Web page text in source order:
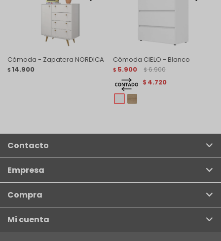
Cómoda - Zapatera NORDICA
$ 14.900
Cómoda CIELO - Blanco
$ 5.900 $ 6.900
$ 4.720
Contacto
Empresa
Compra
Mi cuenta